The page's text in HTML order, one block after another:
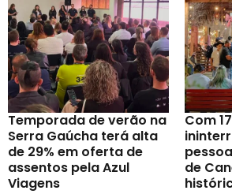
Temporada de verão na
Serra Gaúcha terá alta
de 29% em oferta de
assentos pela Azul
Viagens
Com
de